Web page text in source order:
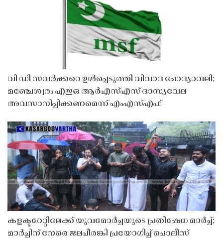
വി ഡി സവർക്കറെ ഉൾപ്പെടുത്തി വിവാദ ചോദ്യാവലി;
മഞ്ചേശ്വരം എഇഒ ആർഎസ്എസ് ദാസ്യവേല
അവസാനിപ്പിക്കണമെന്ന് എംഎസ്എഫ്
കളക്ടറേറ്റിലേക്ക് യുവമോർച്ചയുടെ പ്രതിഷേധ മാർച്ച്;
മാർച്ചിന് നേരെ ജലപീരങ്കി പ്രയോഗിച്ച് പൊലീസ്